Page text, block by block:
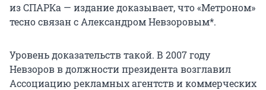
из СПАРКа — издание доказывает, что «Метроном»
тесно связан с Александром Невзоровым*.
Уровень доказательств такой. В 2007 году
Невзоров в должности президента возглавил
Ассоциацию рекламных агентств и коммерческих